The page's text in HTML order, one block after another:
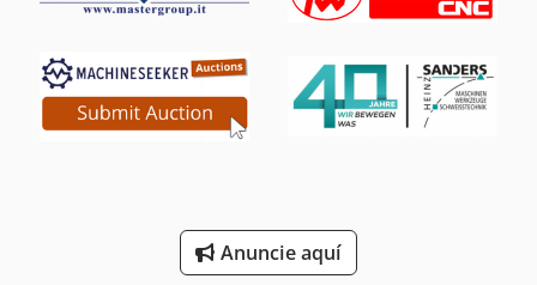
Siemens Motores Eléctricos
Still Tractor
Toshiba Aires Acondicionados
Anuncie aquí